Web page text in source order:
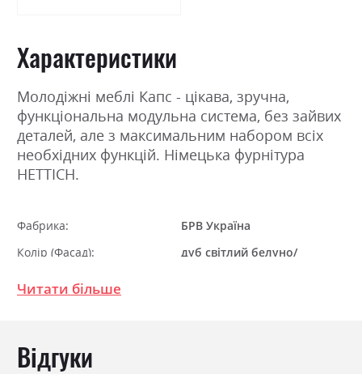
Характеристики
Молодіжні меблі Капс - цікава, зручна,
функціональна модульна система, без зайвих
деталей, але з максимальним набором всіх
необхідних функцій. Німецька фурнітура
HETTICH.
Фабрика:
БРВ Україна
Колір (Фасад):
дуб світлий белуно/
Читати більше
Відгуки